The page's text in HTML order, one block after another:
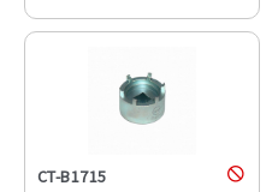
CT-B1715